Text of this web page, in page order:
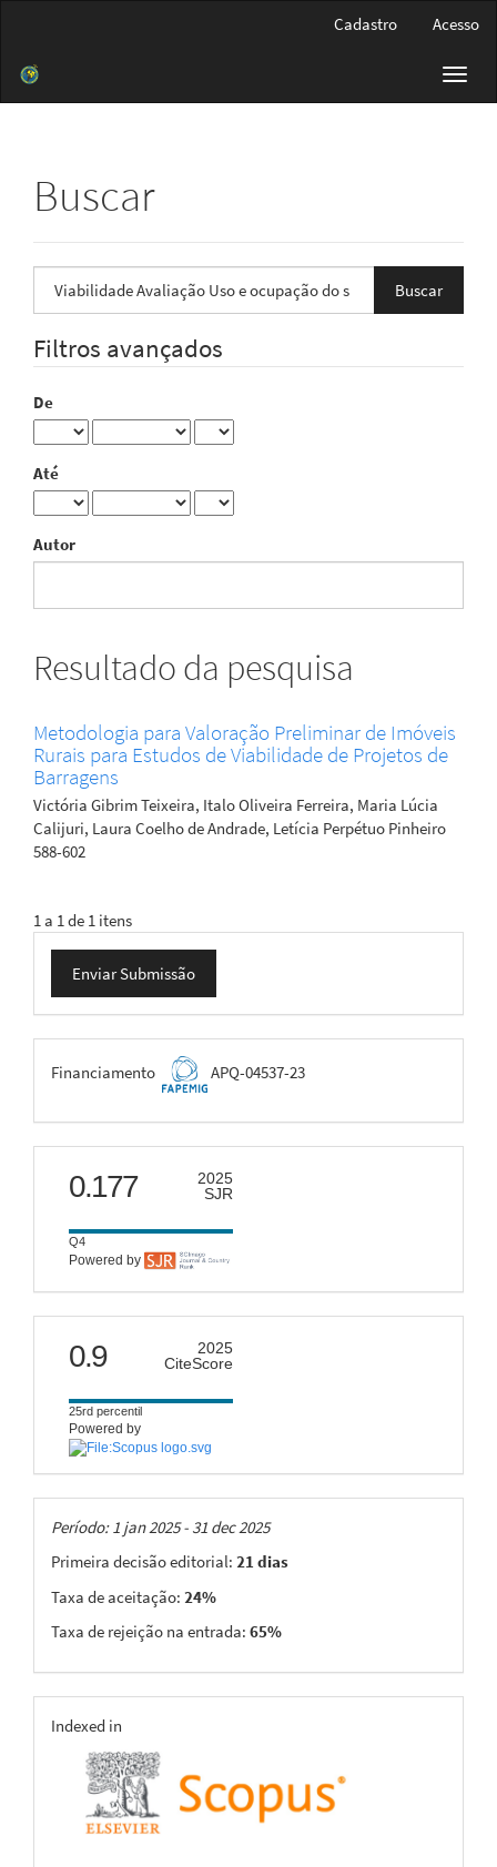
Barra
Cadastro Acesso
Buscar
termo
Filtros avançados
De
Até
Autor
Resultado da pesquisa
Metodologia para Valoração Preliminar de Imóveis
Rurais para Estudos de Viabilidade de Projetos de
Barragens
Victória Gibrim Teixeira, Italo Oliveira Ferreira, Maria Lúcia
Calijuri, Laura Coelho de Andrade, Letícia Perpétuo Pinheiro
588-602
1 a 1 de 1 itens
Enviar
Submissão
Enviar Submissão
FAPEMIG
Financiamento APQ-04537-23
scimago
0.177
2025
SJR
Q4
Powered by
citescore
0.9
2025
CiteScore
25rd percentil
Powered by
Taxas
Período: 1 jan 2025 - 31 dec 2025
Primeira decisão editorial: 21 dias
Taxa de aceitação: 24%
Taxa de rejeição na entrada: 65%
indexing
Indexed in